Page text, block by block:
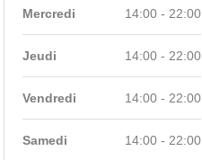
Mercredi 14:00 - 22:00
Jeudi 14:00 - 22:00
Vendredi 14:00 - 22:00
Samedi 14:00 - 22:00